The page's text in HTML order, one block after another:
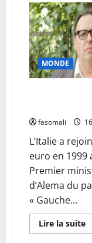
à
MONDE
fasomali
L’Italie a
euro en 1999
Premier
d’Alema du
« Gauche...
Lire la suiteEn